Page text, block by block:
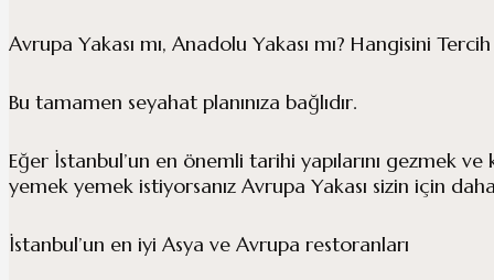
Avrupa Yakası mı, Anadolu Yakası mı? Hangisini
Bu tamamen seyahat planınıza bağlıdır.
Eğer İstanbul’un en önemli tarihi yapılarını gezmek
yemek yemek istiyorsanız Avrupa Yakası sizin için
İstanbul’un en iyi Asya ve Avrupa restoranları